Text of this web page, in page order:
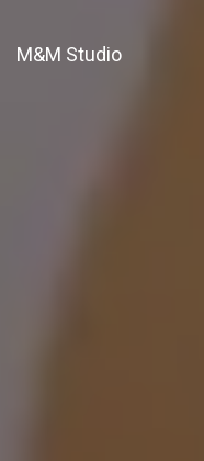
M&M Studio